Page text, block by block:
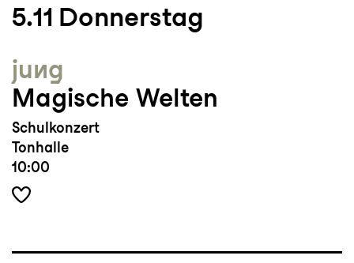
5.11 Donnerstag
jung
Magische Welten
Schulkonzert
Tonhalle
10:00